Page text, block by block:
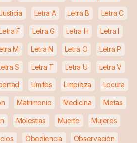
Letra A Letra B Letra C
F Letra G Letra H Letra I
M Letra N Letra O Letra P
S Letra T Letra U Letra V
Límites Limpieza Locura
Matrimonio Medicina Metas
Molestias Muerte Mujeres
Obediencia Observación